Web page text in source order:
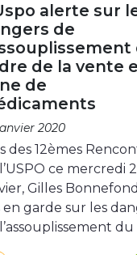
alerte sur
de
de la vente
de
2020
des 12èmes
ce mercredi
Gilles
en garde sur les
du